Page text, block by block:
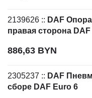
2139626 :: DAF
правая сторона
886,63 BYN
2305237 :: DAF
сборе DAF Euro 6